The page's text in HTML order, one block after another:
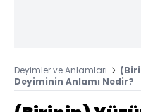
Deyimler ve Anlamları
Deyiminin Anlamı Nedir?